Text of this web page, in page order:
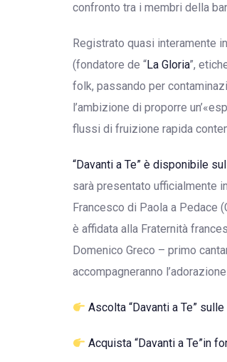
confronto tra i membri della
Registrato quasi interamente
(fondatore de “La Gloria”,
folk, passando per
l’ambizione di proporre
flussi di fruizione rapida
“Davanti a Te” è disponibile
sarà presentato ufficialmente
Francesco di Paola a Pedace
è affidata alla Fraternità
Domenico Greco – primo
accompagneranno
Ascolta “Davanti a Te”
Acquista “Davanti a Te”in